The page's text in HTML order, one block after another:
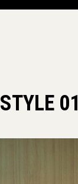
STYLE 01